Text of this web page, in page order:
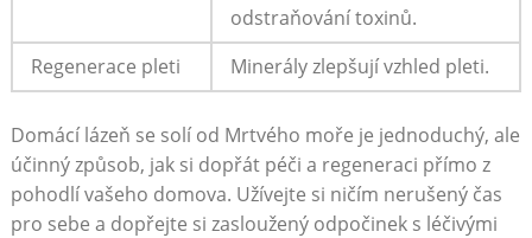
⁢odstraňování toxinů.
Regenerace pleti
Minerály zlepšují ​vzhled pleti.
Domácí lázeň se solí od ‍Mrtvého moře je jednoduchý, ​ale‍
účinný⁤ způsob, jak si dopřát péči a‌ regeneraci přímo ‌z
⁢pohodlí​ vašeho domova. Užívejte⁤ si ničím⁣ nerušený ‌čas ​
pro ‍sebe a dopřejte⁤ si zasloužený odpočinek s léčivými‌